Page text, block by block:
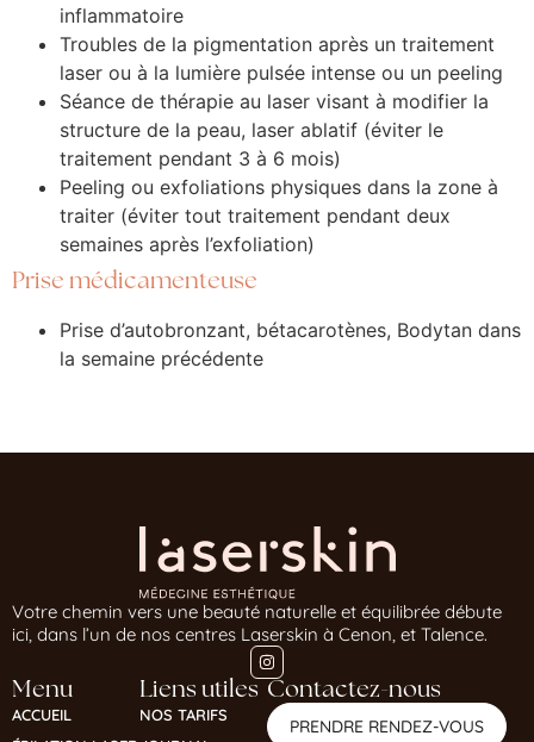
inflammatoire
Troubles de la pigmentation après un traitement
laser ou à la lumière pulsée intense ou un peeling
Séance de thérapie au laser visant à modifier la
structure de la peau, laser ablatif (éviter le
traitement pendant 3 à 6 mois)
Peeling ou exfoliations physiques dans la zone à
traiter (éviter tout traitement pendant deux
semaines après l’exfoliation)
Prise médicamenteuse
Prise d’autobronzant, bétacarotènes, Bodytan dans
la semaine précédente
Votre chemin vers une beauté naturelle et équilibrée débute
ici, dans l’un de nos centres Laserskin à Cenon, et Talence.
Menu
ACCUEIL
Liens utiles
NOS TARIFS
Contactez-nous
PRENDRE RENDEZ-VOUS